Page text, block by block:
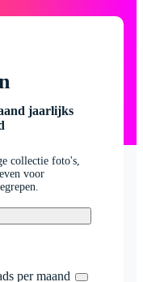
jaarlijks
collectie foto's,
voor
per maand